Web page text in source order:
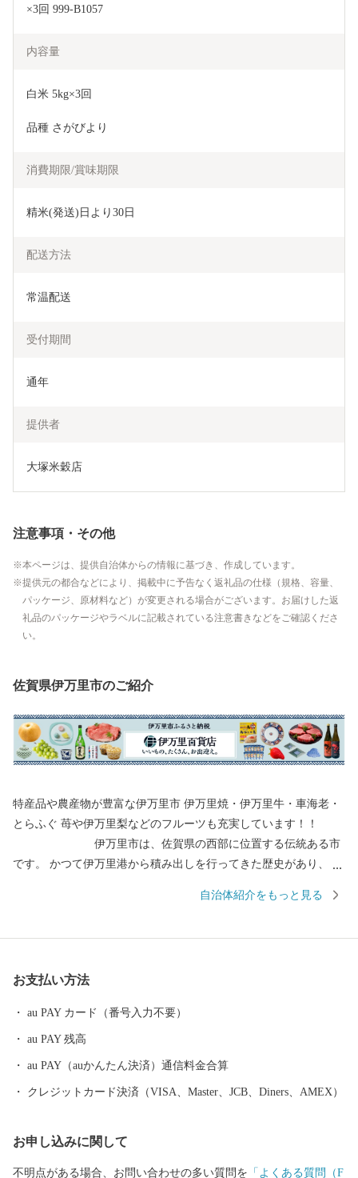
×3回 999-B1057
内容量
白米 5kg×3回
品種 さがびより
消費期限/賞味期限
精米(発送)日より30日
配送方法
常温配送
受付期間
通年
提供者
大塚米穀店
注意事項・その他
本ページは、提供自治体からの情報に基づき、作成しています。
提供元の都合などにより、掲載中に予告なく返礼品の仕様（規格、容量、
パッケージ、原材料など）が変更される場合がございます。お届けした返
礼品のパッケージやラベルに記載されている注意書きなどをご確認くださ
い。
佐賀県伊万里市のご紹介
特産品や農産物が豊富な伊万里市 伊万里焼・伊万里牛・車海老・
とらふぐ 苺や伊万里梨などのフルーツも充実しています！！
です。 かつて伊万里港から積み出しを行ってきた歴史があり、伊
便利さはありませんが、心温かい人が集まり、心にゆとりある生
万里市が責任をもって安全に管理・保管し、第三者に譲渡・提供
することはございません。 寄附者様からいただいた個人情報は、
する報告、伊万里市が主催・出展するふるさと納税関連イベント
情報の提供、伊万里市のふるさと納税に関する情報提供のため、
使用させていただきます。 また、情報の提供手段としては、電子
里市ふるさと納税サポート室】 電話：0955-58-9930 ＦＡＸ：050-3
606-3441 メール：support@furusato-imari.jp ※伊万里市はふるさと
自治体紹介をもっと見る
お支払い方法
au PAY カード（番号入力不要）
au PAY 残高
au PAY（auかんたん決済）通信料金合算
クレジットカード決済（VISA、Master、JCB、Diners、AMEX）
お申し込みに関して
不明点がある場合、お問い合わせの多い質問を 「よくある質問（F